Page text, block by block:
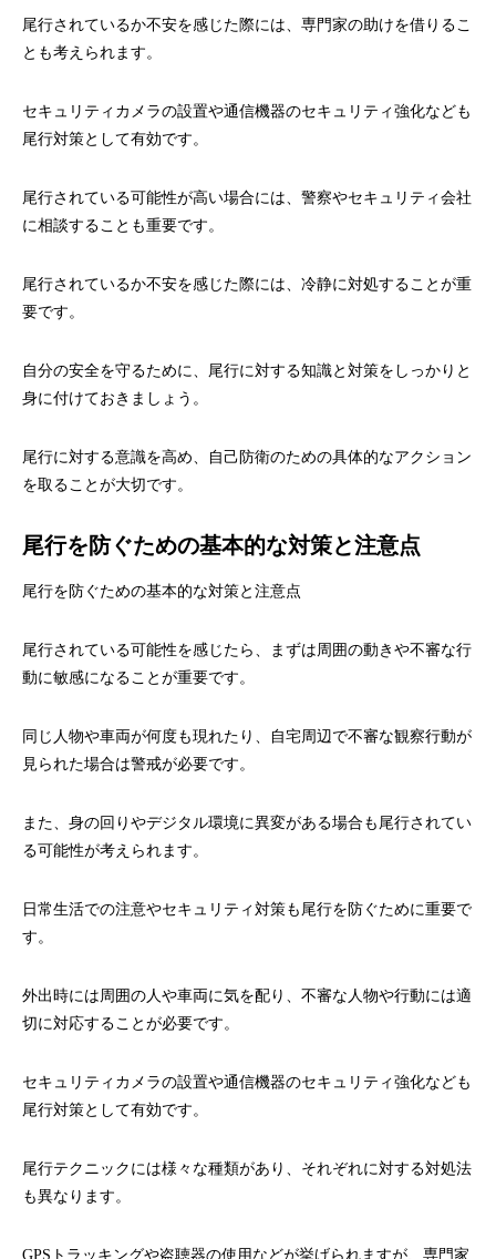
尾行されているか不安を感じた際には、専門家の助けを借りるこ
とも考えられます。
セキュリティカメラの設置や通信機器のセキュリティ強化なども
尾行対策として有効です。
尾行されている可能性が高い場合には、警察やセキュリティ会社
に相談することも重要です。
尾行されているか不安を感じた際には、冷静に対処することが重
要です。
自分の安全を守るために、尾行に対する知識と対策をしっかりと
身に付けておきましょう。
尾行に対する意識を高め、自己防衛のための具体的なアクション
を取ることが大切です。
尾行を防ぐための基本的な対策と注意点
尾行を防ぐための基本的な対策と注意点
尾行されている可能性を感じたら、まずは周囲の動きや不審な行
動に敏感になることが重要です。
同じ人物や車両が何度も現れたり、自宅周辺で不審な観察行動が
見られた場合は警戒が必要です。
また、身の回りやデジタル環境に異変がある場合も尾行されてい
る可能性が考えられます。
日常生活での注意やセキュリティ対策も尾行を防ぐために重要で
す。
外出時には周囲の人や車両に気を配り、不審な人物や行動には適
切に対応することが必要です。
セキュリティカメラの設置や通信機器のセキュリティ強化なども
尾行対策として有効です。
尾行テクニックには様々な種類があり、それぞれに対する対処法
も異なります。
GPSトラッキングや盗聴器の使用などが挙げられますが、専門家